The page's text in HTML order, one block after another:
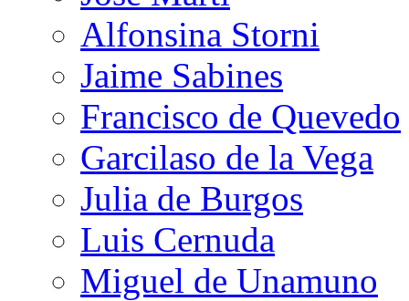
Alfonsina Storni
Jaime Sabines
Francisco de Quevedo
Garcilaso de la Vega
Julia de Burgos
Luis Cernuda
Miguel de Unamuno